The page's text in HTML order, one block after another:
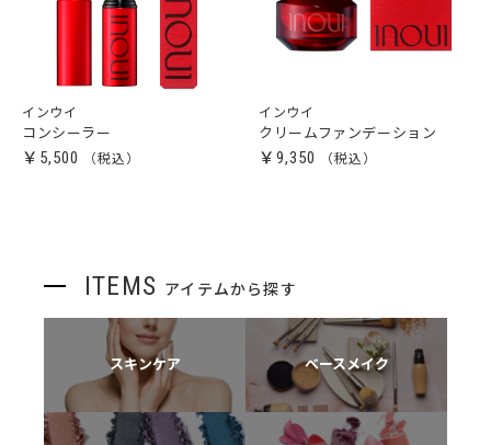
インウイ
コンシーラー
￥5,500
インウイ
クリームファンデーション
￥9,350
ITEMS アイテムから探す
スキンケア ベースメイク